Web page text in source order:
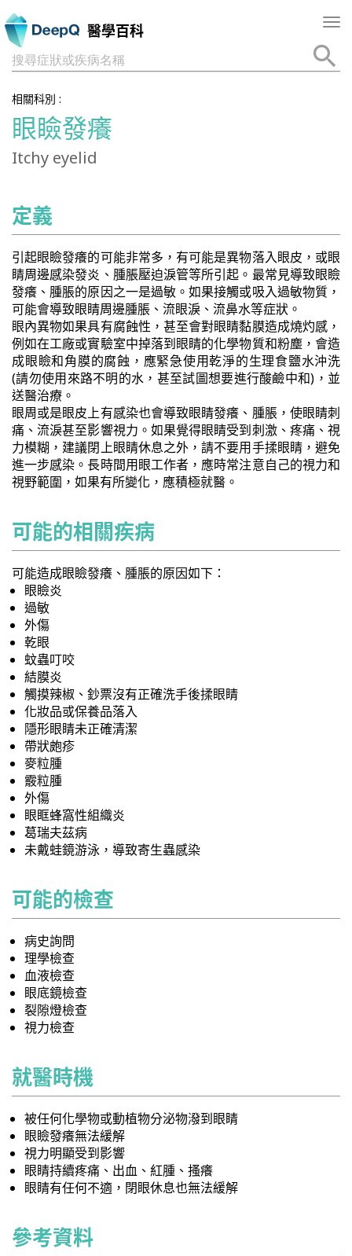
醫學百科
搜尋症狀或疾病名稱
相關科別 :
眼瞼發癢
Itchy eyelid
定義
引起眼瞼發癢的可能非常多，有可能是異物落入眼皮，或眼
睛周邊感染發炎、腫脹壓迫淚管等所引起。最常見導致眼瞼
發癢、腫脹的原因之一是過敏。如果接觸或吸入過敏物質，
可能會導致眼睛周邊腫脹、流眼淚、流鼻水等症狀。
眼內異物如果具有腐蝕性，甚至會對眼睛黏膜造成燒灼感，
例如在工廠或實驗室中掉落到眼睛的化學物質和粉塵，會造
成眼瞼和角膜的腐蝕，應緊急使用乾淨的生理食鹽水沖洗
(請勿使用來路不明的水，甚至試圖想要進行酸鹼中和)，並
送醫治療。
眼周或是眼皮上有感染也會導致眼睛發癢、腫脹，使眼睛刺
痛、流淚甚至影響視力。如果覺得眼睛受到刺激、疼痛、視
力模糊，建議閉上眼睛休息之外，請不要用手揉眼睛，避免
進一步感染。長時間用眼工作者，應時常注意自己的視力和
視野範圍，如果有所變化，應積極就醫。
可能的相關疾病
可能造成眼瞼發癢、腫脹的原因如下：
眼瞼炎
過敏
外傷
乾眼
蚊蟲叮咬
結膜炎
觸摸辣椒、鈔票沒有正確洗手後揉眼睛
化妝品或保養品落入
隱形眼睛未正確清潔
帶狀皰疹
麥粒腫
霰粒腫
外傷
眼眶蜂窩性組織炎
葛瑞夫茲病
未戴蛙鏡游泳，導致寄生蟲感染
可能的檢查
病史詢問
理學檢查
血液檢查
眼底鏡檢查
裂隙燈檢查
視力檢查
就醫時機
被任何化學物或動植物分泌物潑到眼睛
眼瞼發癢無法緩解
視力明顯受到影響
眼睛持續疼痛、出血、紅腫、搔癢
眼睛有任何不適，閉眼休息也無法緩解
參考資料